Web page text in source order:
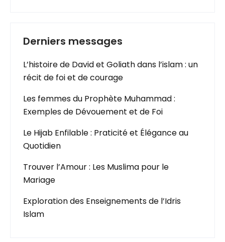
Derniers messages
L’histoire de David et Goliath dans l’islam : un
récit de foi et de courage
Les femmes du Prophète Muhammad :
Exemples de Dévouement et de Foi
Le Hijab Enfilable : Praticité et Élégance au
Quotidien
Trouver l’Amour : Les Muslima pour le
Mariage
Exploration des Enseignements de l’Idris
Islam